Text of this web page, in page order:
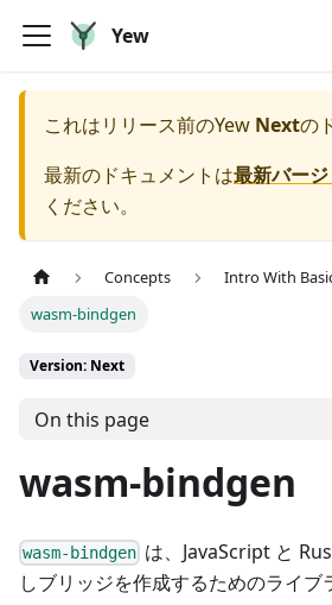
Yew
これはリリース前のYew Nextの
最新のドキュメントは最新バー
ください。
Concepts
Intro With
wasm-bindgen
Version: Next
On this page
wasm-bindgen
wasm-bindgen は、JavaScript と
しブリッジを作成するためのライ